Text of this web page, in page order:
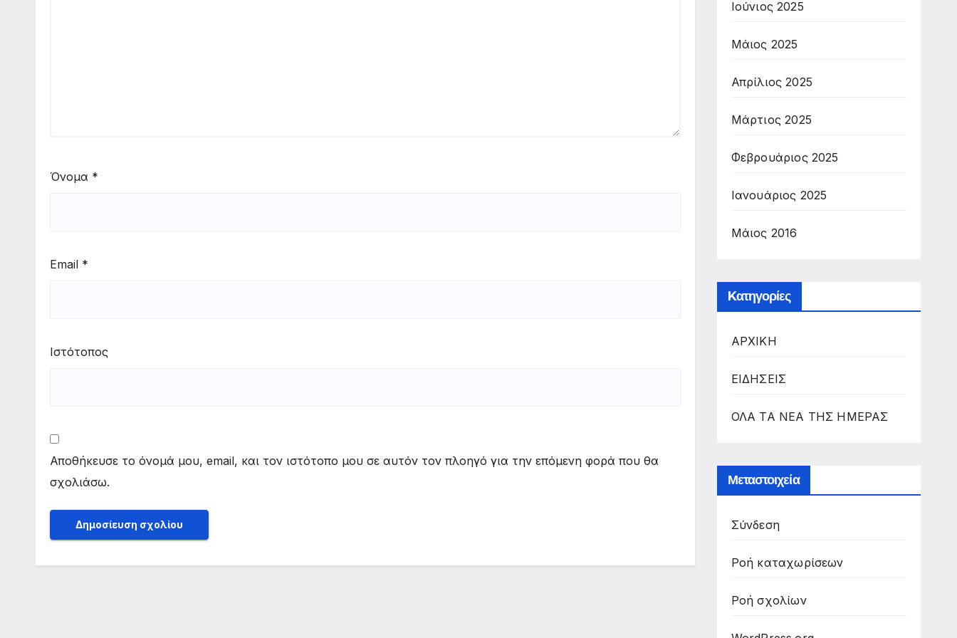
Όνομα *
Email *
Ιστότοπος
Αποθήκευσε το όνομά μου, email, και τον ιστότοπο μου σε αυτόν τον πλοηγό για την επόμενη φορά που θα
σχολιάσω.
Ιούνιος 2025
Μάιος 2025
Απρίλιος 2025
Μάρτιος 2025
Φεβρουάριος 2025
Ιανουάριος 2025
Μάιος 2016
Kατηγορίες
ΑΡΧΙΚΗ
ΕΙΔΗΣΕΙΣ
ΟΛΑ ΤΑ ΝΕΑ ΤΗΣ ΗΜΕΡΑΣ
Μεταστοιχεία
Σύνδεση
Ροή καταχωρίσεων
Ροή σχολίων